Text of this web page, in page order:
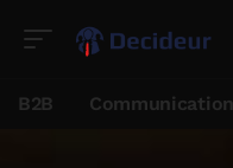
B2B Communication